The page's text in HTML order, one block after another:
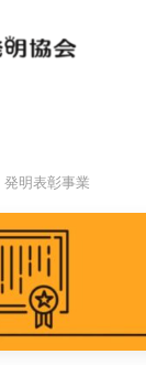
発明表彰事業